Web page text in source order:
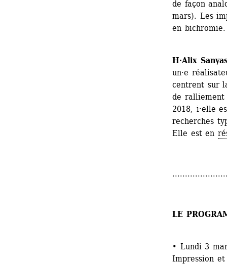
de façon
mars). Les
en bichromie.
H·Alix
un·e
centrent sur
de ralliement
2018, i·elle
recherches
Elle est en
LE
• Lundi 3
Impression